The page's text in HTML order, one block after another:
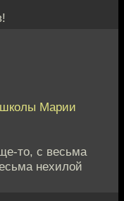
Марии
то, с весьма
нехилой